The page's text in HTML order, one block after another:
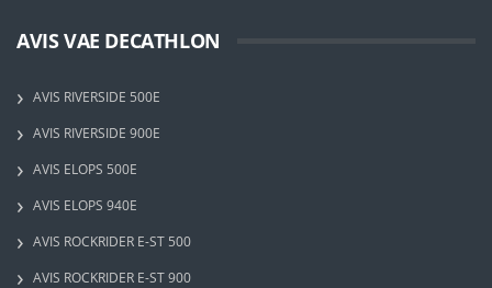
AVIS VAE DECATHLON
AVIS RIVERSIDE 500E
AVIS RIVERSIDE 900E
AVIS ELOPS 500E
AVIS ELOPS 940E
AVIS ROCKRIDER E-ST 500
AVIS ROCKRIDER E-ST 900